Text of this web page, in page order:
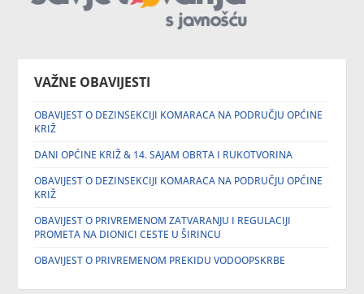
VAŽNE OBAVIJESTI
OBAVIJEST O DEZINSEKCIJI KOMARACA NA PODRUČJU OPĆINE
KRIŽ
DANI OPĆINE KRIŽ & 14. SAJAM OBRTA I RUKOTVORINA
OBAVIJEST O DEZINSEKCIJI KOMARACA NA PODRUČJU OPĆINE
KRIŽ
OBAVIJEST O PRIVREMENOM ZATVARANJU I REGULACIJI
PROMETA NA DIONICI CESTE U ŠIRINCU
OBAVIJEST O PRIVREMENOM PREKIDU VODOOPSKRBE